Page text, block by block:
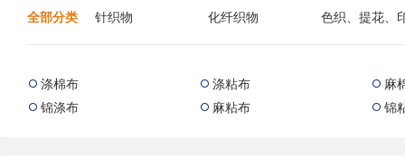
全部分类 针织物 化纤织物
色织、提花、
 涤棉布  涤粘布  麻
 锦涤布  麻粘布  锦